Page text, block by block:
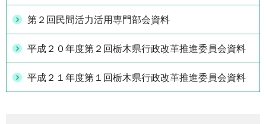
第２回民間活力活用専門部会資料
平成２０年度第２回栃木県行政改革推進委員会資料
平成２１年度第１回栃木県行政改革推進委員会資料